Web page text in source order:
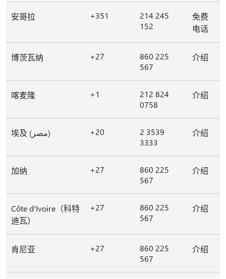
安哥拉 +351
214 245
152
免费
电话
博茨瓦纳 +27
860 225
567
介绍
喀麦隆 +1
212 824
0758
介绍
埃及 (مصر) +20
2 3539
3333
介绍
加纳 +27
860 225
567
介绍
Côte d'Ivoire（科特
迪瓦）
+27
860 225
567
介绍
肯尼亚 +27
860 225
567
介绍